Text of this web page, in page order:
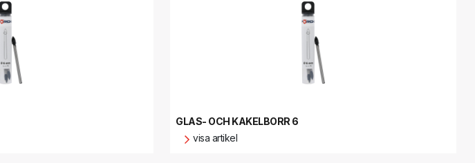
GLAS- OCH KAKELBORR 6
visa artikel